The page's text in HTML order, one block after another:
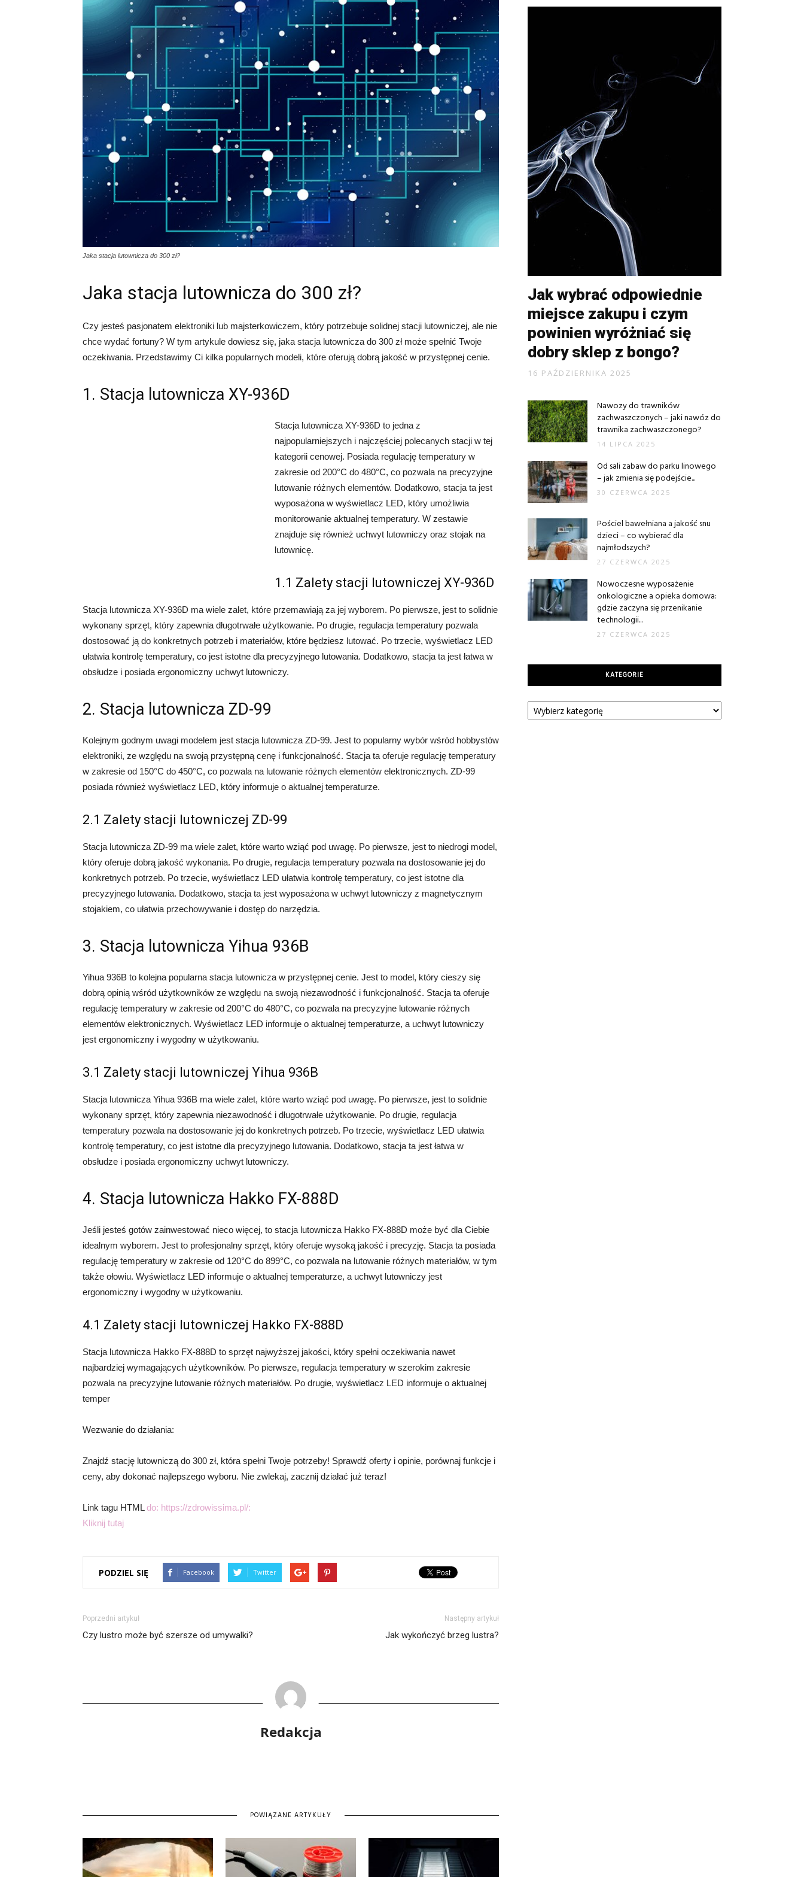
Jaka stacja lutownicza do 300 zł?
Jaka stacja lutownicza do 300 zł?
Czy jesteś pasjonatem elektroniki lub majsterkowiczem, który potrzebuje solidnej stacji lutowniczej, ale nie
chce wydać fortuny? W tym artykule dowiesz się, jaka stacja lutownicza do 300 zł może spełnić Twoje
oczekiwania. Przedstawimy Ci kilka popularnych modeli, które oferują dobrą jakość w przystępnej cenie.
1. Stacja lutownicza XY-936D
Stacja lutownicza XY-936D to jedna z
najpopularniejszych i najczęściej polecanych stacji w tej
kategorii cenowej. Posiada regulację temperatury w
zakresie od 200°C do 480°C, co pozwala na precyzyjne
lutowanie różnych elementów. Dodatkowo, stacja ta jest
wyposażona w wyświetlacz LED, który umożliwia
monitorowanie aktualnej temperatury. W zestawie
znajduje się również uchwyt lutowniczy oraz stojak na
lutownicę.
1.1 Zalety stacji lutowniczej XY-936D
Stacja lutownicza XY-936D ma wiele zalet, które przemawiają za jej wyborem. Po pierwsze, jest to solidnie
wykonany sprzęt, który zapewnia długotrwałe użytkowanie. Po drugie, regulacja temperatury pozwala
dostosować ją do konkretnych potrzeb i materiałów, które będziesz lutować. Po trzecie, wyświetlacz LED
ułatwia kontrolę temperatury, co jest istotne dla precyzyjnego lutowania. Dodatkowo, stacja ta jest łatwa w
obsłudze i posiada ergonomiczny uchwyt lutowniczy.
2. Stacja lutownicza ZD-99
Kolejnym godnym uwagi modelem jest stacja lutownicza ZD-99. Jest to popularny wybór wśród hobbystów
elektroniki, ze względu na swoją przystępną cenę i funkcjonalność. Stacja ta oferuje regulację temperatury
w zakresie od 150°C do 450°C, co pozwala na lutowanie różnych elementów elektronicznych. ZD-99
posiada również wyświetlacz LED, który informuje o aktualnej temperaturze.
2.1 Zalety stacji lutowniczej ZD-99
Stacja lutownicza ZD-99 ma wiele zalet, które warto wziąć pod uwagę. Po pierwsze, jest to niedrogi model,
który oferuje dobrą jakość wykonania. Po drugie, regulacja temperatury pozwala na dostosowanie jej do
konkretnych potrzeb. Po trzecie, wyświetlacz LED ułatwia kontrolę temperatury, co jest istotne dla
precyzyjnego lutowania. Dodatkowo, stacja ta jest wyposażona w uchwyt lutowniczy z magnetycznym
stojakiem, co ułatwia przechowywanie i dostęp do narzędzia.
3. Stacja lutownicza Yihua 936B
Yihua 936B to kolejna popularna stacja lutownicza w przystępnej cenie. Jest to model, który cieszy się
dobrą opinią wśród użytkowników ze względu na swoją niezawodność i funkcjonalność. Stacja ta oferuje
regulację temperatury w zakresie od 200°C do 480°C, co pozwala na precyzyjne lutowanie różnych
elementów elektronicznych. Wyświetlacz LED informuje o aktualnej temperaturze, a uchwyt lutowniczy
jest ergonomiczny i wygodny w użytkowaniu.
3.1 Zalety stacji lutowniczej Yihua 936B
Stacja lutownicza Yihua 936B ma wiele zalet, które warto wziąć pod uwagę. Po pierwsze, jest to solidnie
wykonany sprzęt, który zapewnia niezawodność i długotrwałe użytkowanie. Po drugie, regulacja
temperatury pozwala na dostosowanie jej do konkretnych potrzeb. Po trzecie, wyświetlacz LED ułatwia
kontrolę temperatury, co jest istotne dla precyzyjnego lutowania. Dodatkowo, stacja ta jest łatwa w
obsłudze i posiada ergonomiczny uchwyt lutowniczy.
4. Stacja lutownicza Hakko FX-888D
Jeśli jesteś gotów zainwestować nieco więcej, to stacja lutownicza Hakko FX-888D może być dla Ciebie
idealnym wyborem. Jest to profesjonalny sprzęt, który oferuje wysoką jakość i precyzję. Stacja ta posiada
regulację temperatury w zakresie od 120°C do 899°C, co pozwala na lutowanie różnych materiałów, w tym
także ołowiu. Wyświetlacz LED informuje o aktualnej temperaturze, a uchwyt lutowniczy jest
ergonomiczny i wygodny w użytkowaniu.
4.1 Zalety stacji lutowniczej Hakko FX-888D
Stacja lutownicza Hakko FX-888D to sprzęt najwyższej jakości, który spełni oczekiwania nawet
najbardziej wymagających użytkowników. Po pierwsze, regulacja temperatury w szerokim zakresie
pozwala na precyzyjne lutowanie różnych materiałów. Po drugie, wyświetlacz LED informuje o aktualnej
temper
Wezwanie do działania:
Znajdź stację lutowniczą do 300 zł, która spełni Twoje potrzeby! Sprawdź oferty i opinie, porównaj funkcje i
ceny, aby dokonać najlepszego wyboru. Nie zwlekaj, zacznij działać już teraz!
Link tagu HTMLdo: https://zdrowissima.pl/:
Kliknij tutaj
PODZIEL SIĘ Facebook Twitter
Poprzedni artykuł
Czy lustro może być szersze od umywalki?
Następny artykuł
Jak wykończyć brzeg lustra?
Redakcja
POWIĄZANE ARTYKUŁY
Jak wybrać odpowiednie
miejsce zakupu i czym
powinien wyróżniać się
dobry sklep z bongo?
16 PAŹDZIERNIKA 2025
Nawozy do trawników
zachwaszczonych – jaki nawóz do
trawnika zachwaszczonego?
14 LIPCA 2025
Od sali zabaw do parku linowego
– jak zmienia się podejście...
30 CZERWCA 2025
Pościel bawełniana a jakość snu
dzieci – co wybierać dla
najmłodszych?
27 CZERWCA 2025
Nowoczesne wyposażenie
onkologiczne a opieka domowa:
gdzie zaczyna się przenikanie
technologii...
27 CZERWCA 2025
KATEGORIE
Kategorie